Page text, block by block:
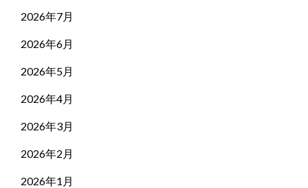
2026年7月
2026年6月
2026年5月
2026年4月
2026年3月
2026年2月
2026年1月